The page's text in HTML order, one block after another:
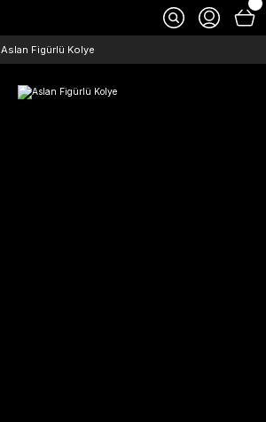
Aslan Figürlü Kolye